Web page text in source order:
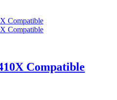
Compatible